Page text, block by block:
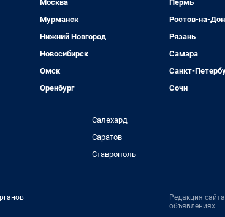
Москва
Мурманск
Нижний Новгород
Новосибирск
Омск
Оренбург
Пермь
Ростов-на-
Рязань
Самара
Санкт-
Сочи
Салехард
Саратов
Ставрополь
Редакция
объявлениях.